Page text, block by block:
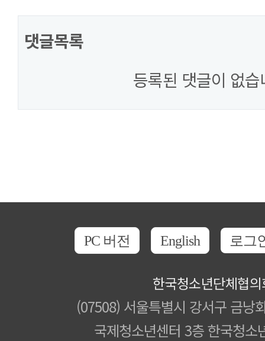
댓글목록
등록된 댓글이 없습
PC 버전 English 로그
한국청소년단체협
(07508) 서울특별시 강서구 금낭
국제청소년센터 3층 한국청소